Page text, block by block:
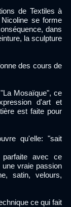
de Textiles à
se forme
dans
la sculpture
des cours de
Mosaïque", ce
d'art et
est faite pour
qu'elle: "sait
parfaite avec ce
vraie passion
satin, velours,
ce qui fait